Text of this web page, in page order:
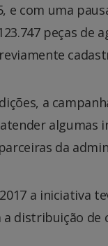
e com uma
peças de
a
algumas
da
a iniciativa
a distribuição